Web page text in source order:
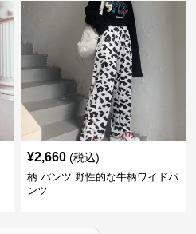
¥2,660 (税込)
柄 パンツ 野性的な牛柄ワイドパ
ンツ